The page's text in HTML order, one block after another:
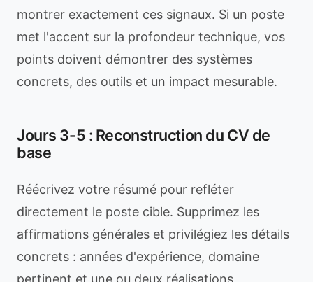
montrer exactement ces signaux. Si un poste
met l'accent sur la profondeur technique, vos
points doivent démontrer des systèmes
concrets, des outils et un impact mesurable.
Jours 3-5 : Reconstruction du CV de
base
Réécrivez votre résumé pour refléter
directement le poste cible. Supprimez les
affirmations générales et privilégiez les détails
concrets : années d'expérience, domaine
pertinent et une ou deux réalisations